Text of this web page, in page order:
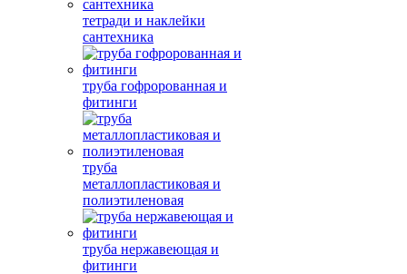
тетради и наклейки
сантехника
труба гофророванная и
фитинги
труба
металлопластиковая и
полиэтиленовая
труба нержавеющая и
фитинги